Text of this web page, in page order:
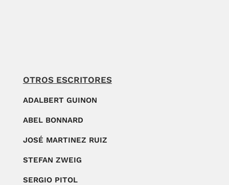
OTROS ESCRITORES
ADALBERT GUINON
ABEL BONNARD
JOSÉ MARTINEZ RUIZ
STEFAN ZWEIG
SERGIO PITOL